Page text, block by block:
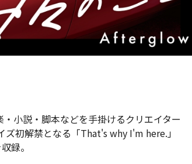
小説・脚本などを手掛けるクリエイター
初解禁となる「That's why I'm here.」
録。